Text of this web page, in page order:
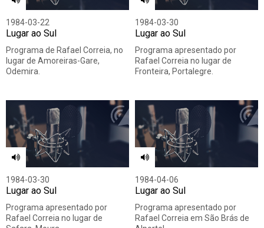
1984-03-22
Lugar ao Sul
Programa de Rafael Correia, no
lugar de Amoreiras-Gare,
Odemira.
1984-03-30
Lugar ao Sul
Programa apresentado por
Rafael Correia no lugar de
Fronteira, Portalegre.
1984-03-30
Lugar ao Sul
Programa apresentado por
Rafael Correia no lugar de
1984-04-06
Lugar ao Sul
Programa apresentado por
Rafael Correia em São Brás de